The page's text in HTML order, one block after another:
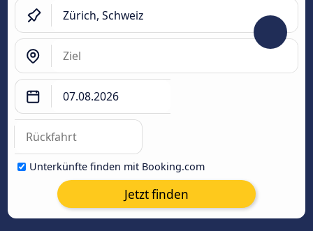
Unterkünfte finden mit Booking.com
Jetzt finden